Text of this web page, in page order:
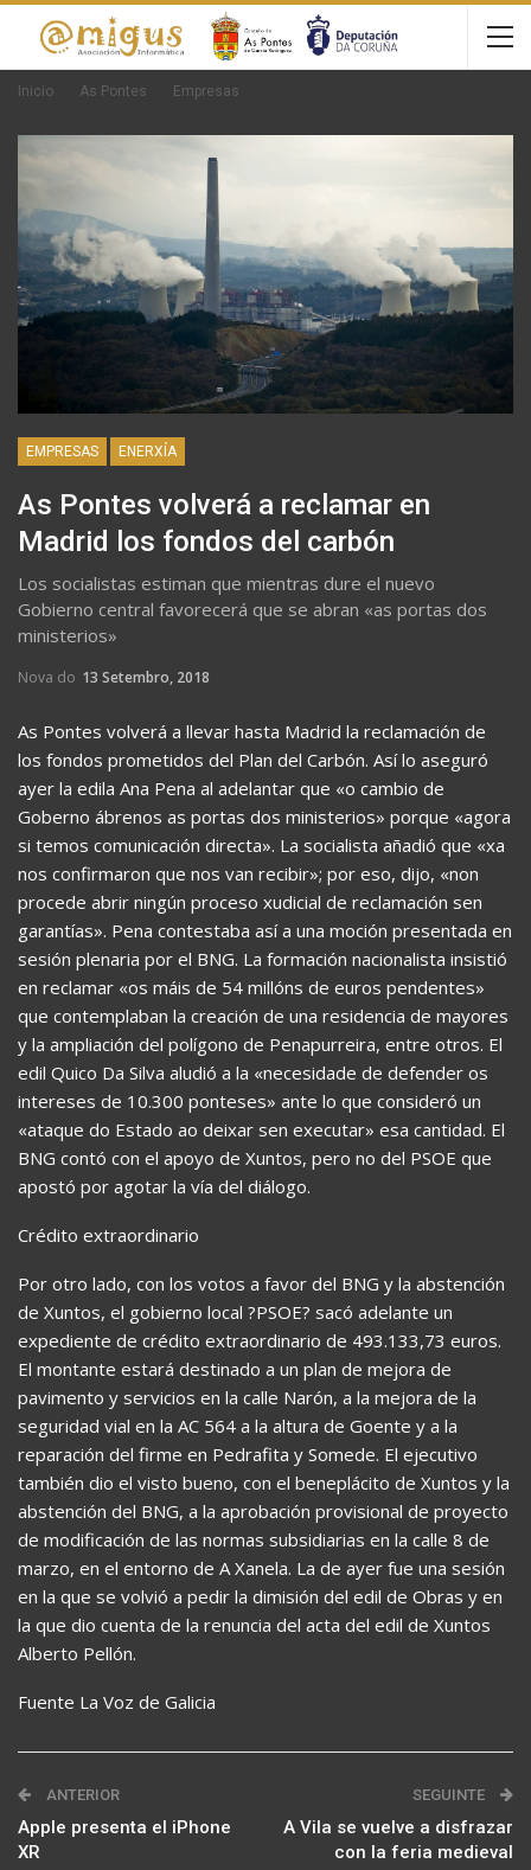
Inicio As Pontes Empresas
EMPRESAS ENERXÍA
As Pontes volverá a reclamar en
Madrid los fondos del carbón
Los socialistas estiman que mientras dure el nuevo
Gobierno central favorecerá que se abran «as portas dos
ministerios»
Nova do 13 Setembro, 2018
As Pontes volverá a llevar hasta Madrid la reclamación de
los fondos prometidos del Plan del Carbón. Así lo aseguró
ayer la edila Ana Pena al adelantar que «o cambio de
Goberno ábrenos as portas dos ministerios» porque «agora
si temos comunicación directa». La socialista añadió que «xa
nos confirmaron que nos van recibir»; por eso, dijo, «non
procede abrir ningún proceso xudicial de reclamación sen
garantías». Pena contestaba así a una moción presentada en
sesión plenaria por el BNG. La formación nacionalista insistió
en reclamar «os máis de 54 millóns de euros pendentes»
que contemplaban la creación de una residencia de mayores
y la ampliación del polígono de Penapurreira, entre otros. El
edil Quico Da Silva aludió a la «necesidade de defender os
intereses de 10.300 ponteses» ante lo que consideró un
«ataque do Estado ao deixar sen executar» esa cantidad. El
BNG contó con el apoyo de Xuntos, pero no del PSOE que
apostó por agotar la vía del diálogo.
Crédito extraordinario
Por otro lado, con los votos a favor del BNG y la abstención
de Xuntos, el gobierno local ?PSOE? sacó adelante un
expediente de crédito extraordinario de 493.133,73 euros.
El montante estará destinado a un plan de mejora de
pavimento y servicios en la calle Narón, a la mejora de la
seguridad vial en la AC 564 a la altura de Goente y a la
reparación del firme en Pedrafita y Somede. El ejecutivo
también dio el visto bueno, con el beneplácito de Xuntos y la
abstención del BNG, a la aprobación provisional de proyecto
de modificación de las normas subsidiarias en la calle 8 de
marzo, en el entorno de A Xanela. La de ayer fue una sesión
en la que se volvió a pedir la dimisión del edil de Obras y en
la que dio cuenta de la renuncia del acta del edil de Xuntos
Alberto Pellón.
Fuente La Voz de Galicia
ANTERIOR
Apple presenta el iPhone
XR
SEGUINTE
A Vila se vuelve a disfrazar
con la feria medieval